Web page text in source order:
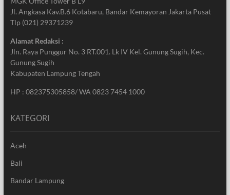
Jl. Angkasa Kav.B.6 Kotabaru, Bandar Kemayoran Jakarta Pusat
Tlp (021) 29371239
Alamat Redaksi :
Jln. Raya Punggur No. 3 RT.001. Lk IV Kel. Gunung Sugih, Kec.
Gunung Sugih
Kabupaten Lampung Tengah
HP : 082375305858/ WA 0823 7454 1000
KATEGORI
Aceh
Bali
Bandar Lampung